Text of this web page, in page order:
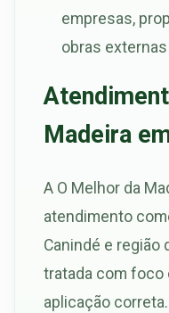
empresas,
obras externas
Madeira
A O Melhor da
atendimento
Canindé e região
tratada com foco
aplicação